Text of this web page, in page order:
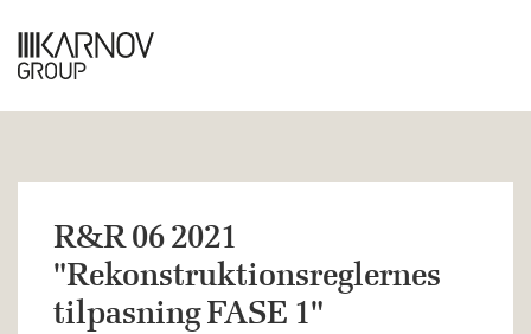
R&R 06 2021
"Rekonstruktionsreglernes
tilpasning FASE 1"